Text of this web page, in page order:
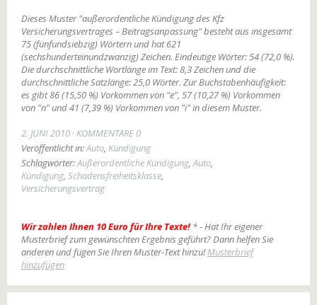
Dieses Muster "außerordentliche Kündigung des Kfz
Versicherungsvertrages – Beitragsanpassung" besteht aus insgesamt
75 (fünfundsiebzig) Wörtern und hat 621
(sechshunderteinundzwanzig) Zeichen. Eindeutige Wörter: 54 (72,0 %).
Die durchschnittliche Wortlänge im Text: 8,3 Zeichen und die
durchschnittliche Satzlänge: 25,0 Wörter. Zur Buchstabenhäufigkeit:
es gibt 86 (15,50 %) Vorkommen von "e", 57 (10,27 %) Vorkommen
von "n" und 41 (7,39 %) Vorkommen von "i" in diesem Muster.
2. JUNI 2010 KOMMENTARE 0
Veröffentlicht in:Auto, Kündigung
Schlagwörter:Außerordentliche Kündigung,Auto,
Kündigung, Schadensfreiheitsklasse,
Versicherungsvertrag
Wir zahlen Ihnen 10 Euro für Ihre Texte! * - Hat Ihr eigener
Musterbrief zum gewünschten Ergebnis geführt? Dann helfen Sie
anderen und fügen Sie Ihren Muster-Text hinzu!Musterbrief
hinzufügen